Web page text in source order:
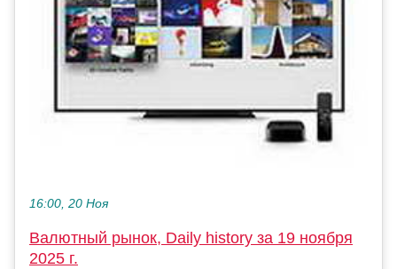
16:00, 20 Ноя
Валютный рынок, Daily history за 19 ноября
2025 г.